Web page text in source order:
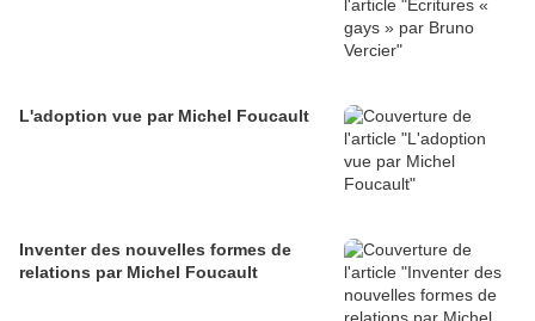
L'adoption vue par Michel Foucault
Inventer des nouvelles formes de
relations par Michel Foucault